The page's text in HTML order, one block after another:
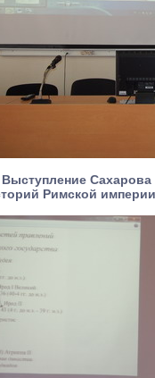
Выступление
Римской